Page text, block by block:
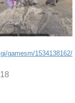
gamesm/1534138162/